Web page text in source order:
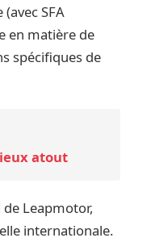
SFA
en matière de
spécifiques de
atout
Leapmotor,
internationale.